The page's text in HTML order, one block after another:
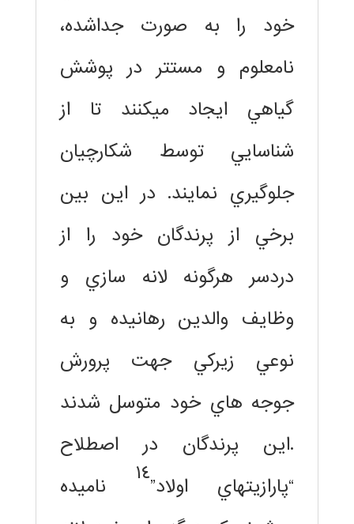
خود را به صورت جداشده،
نامعلوم و مستتر در پوشش
گياهي ايجاد ميكنند تا از
شناسايي توسط شكارچيان
جلوگيري نمايند. در اين بين
برخي از پرندگان خود را از
دردسر هرگونه لانه سازي و
وظايف والدين رهانيده و به
نوعي زيركي جهت پرورش
جوجه هاي خود متوسل شدند
.اين پرندگان در اصطلاح
“پارازيتهاي اولاد”١٤ ناميده